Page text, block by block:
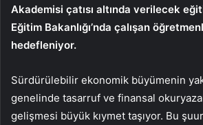
Akademisi çatısı altında verilecek
Eğitim Bakanlığı’nda çalışan
hedefleniyor.
Sürdürülebilir ekonomik büyümenin
genelinde tasarruf ve finansal
gelişmesi büyük kıymet taşıyor. Bu